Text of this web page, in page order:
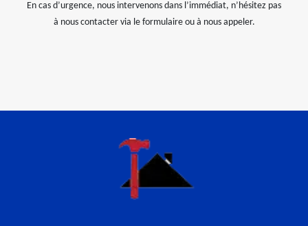
En cas d’urgence, nous intervenons dans l’immédiat, n’hésitez pas
à nous contacter via le formulaire ou à nous appeler.